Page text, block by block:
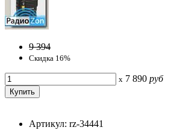
9 394
Скидка 16%
x 7 890 руб
Артикул: rz-34441